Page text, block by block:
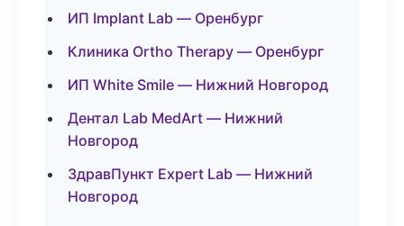
ИП Implant Lab — Оренбург
Клиника Ortho Therapy — Оренбург
ИП White Smile — Нижний Новгород
Дентал Lab MedArt — Нижний
Новгород
ЗдравПункт Expert Lab — Нижний
Новгород